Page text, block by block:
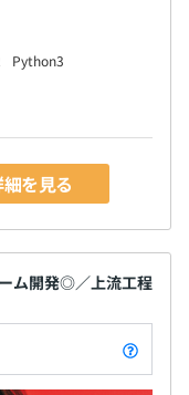
金あり（5,000円
ター
Python3
を見る
ム開発◎／上流工程